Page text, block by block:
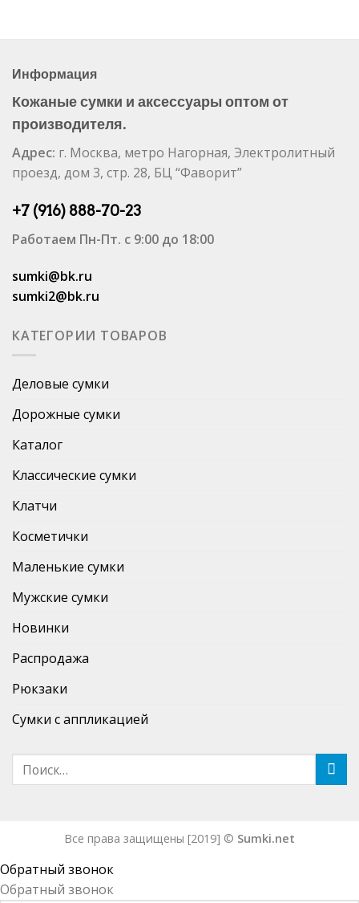
Информация
Кожаные сумки и аксессуары оптом от
производителя.
Адрес: г. Москва, метро Нагорная, Электролитный
проезд, дом 3, стр. 28, БЦ “Фаворит”
+7 (916) 888-70-23
Работаем Пн-Пт. с 9:00 до 18:00
sumki@bk.ru
sumki2@bk.ru
КАТЕГОРИИ ТОВАРОВ
Деловые сумки
Дорожные сумки
Каталог
Классические сумки
Клатчи
Косметички
Маленькие сумки
Мужские сумки
Новинки
Распродажа
Рюкзаки
Сумки с аппликацией
Все права защищены [2019] © Sumki.net
Обратный звонок
Обратный звонок